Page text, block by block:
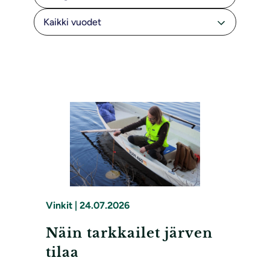
Vinkit | 24.07.2026
Näin tarkkailet järven
tilaa